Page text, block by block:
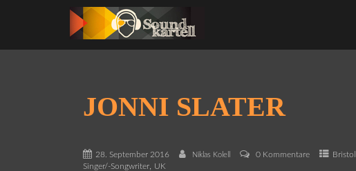
JONNI SLATER
28. September 2016 Niklas Kolell 0 Kommentare Bristol
Singer/-Songwriter, UK